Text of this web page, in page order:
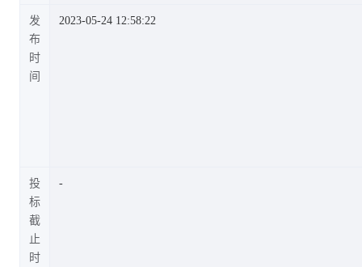
发
布
时
间
2023-05-24 12:58:22
投
标
截
止
时